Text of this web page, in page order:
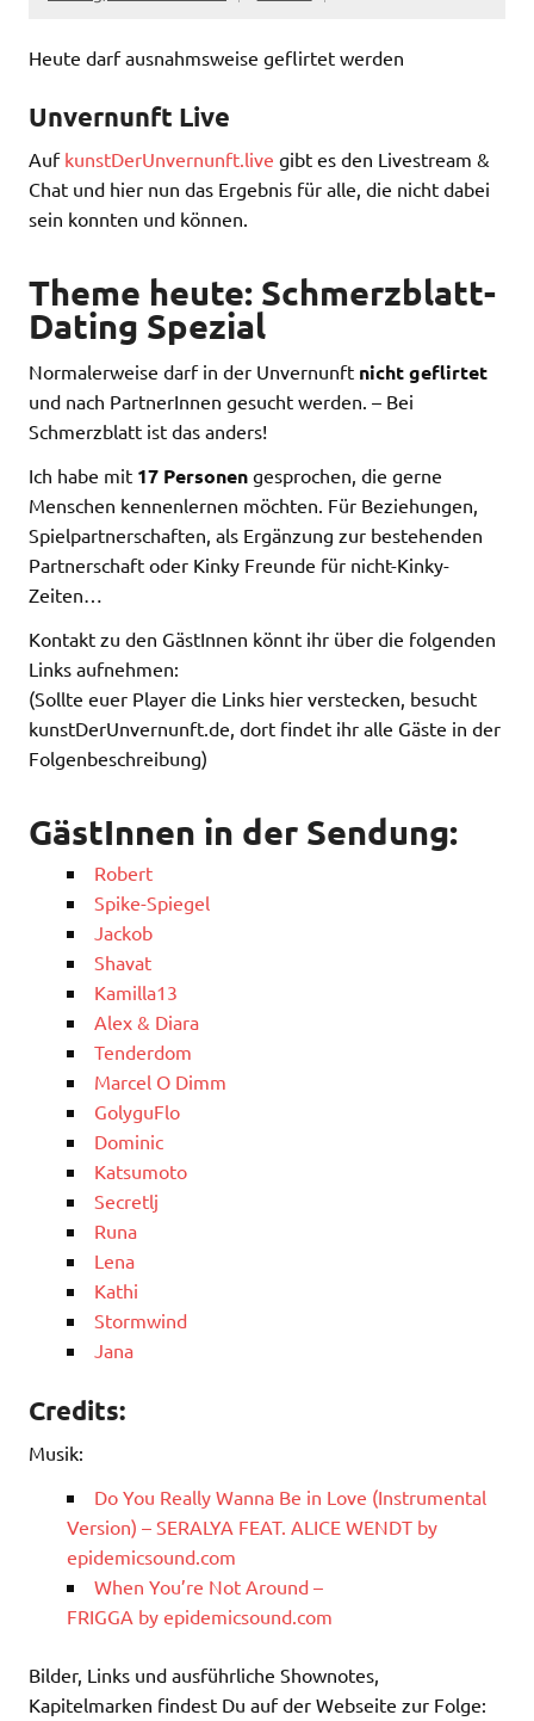
Heute darf ausnahmsweise geflirtet werden
Unvernunft Live
Auf kunstDerUnvernunft.live gibt es den Livestream &
Chat und hier nun das Ergebnis für alle, die nicht dabei
sein konnten und können.
Theme heute: Schmerzblatt-
Dating Spezial
Normalerweise darf in der Unvernunft nicht geflirtet
und nach PartnerInnen gesucht werden. – Bei
Schmerzblatt ist das anders!
Ich habe mit 17 Personen gesprochen, die gerne
Menschen kennenlernen möchten. Für Beziehungen,
Spielpartnerschaften, als Ergänzung zur bestehenden
Partnerschaft oder Kinky Freunde für nicht-Kinky-
Zeiten…
Kontakt zu den GästInnen könnt ihr über die folgenden
Links aufnehmen:
(Sollte euer Player die Links hier verstecken, besucht
kunstDerUnvernunft.de, dort findet ihr alle Gäste in der
Folgenbeschreibung)
GästInnen in der Sendung:
Robert
Spike-Spiegel
Jackob
Shavat
Kamilla13
Alex & Diara
Tenderdom
Marcel O Dimm
GolyguFlo
Dominic
Katsumoto
Secretlj
Runa
Lena
Kathi
Stormwind
Jana
Credits:
Musik:
Do You Really Wanna Be in Love (Instrumental
Version) – SERALYA FEAT. ALICE WENDT by
epidemicsound.com
When You’re Not Around –
FRIGGA by epidemicsound.com
Bilder, Links und ausführliche Shownotes,
Kapitelmarken findest Du auf der Webseite zur Folge: